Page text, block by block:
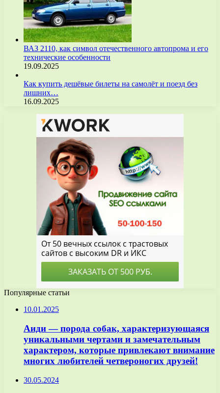
ВАЗ 2110, как символ отечественного автопрома и его
технические особенности
19.09.2025
Как купить дешёвые билеты на самолёт и поезд без
лишних…
16.09.2025
Популярные статьи
10.01.2025
Аиди — порода собак, характеризующаяся
уникальными чертами и замечательным
характером, которые привлекают внимание
многих любителей четвероногих друзей!
30.05.2024